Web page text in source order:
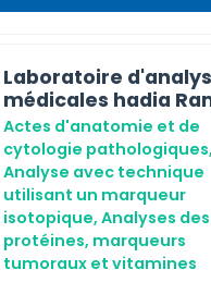
Laboratoire
médicales hadia
Actes d'anatomie et de
cytologie pathologiques,
Analyse avec technique
utilisant un marqueur
isotopique, Analyses des
protéines, marqueurs
tumoraux et vitamines